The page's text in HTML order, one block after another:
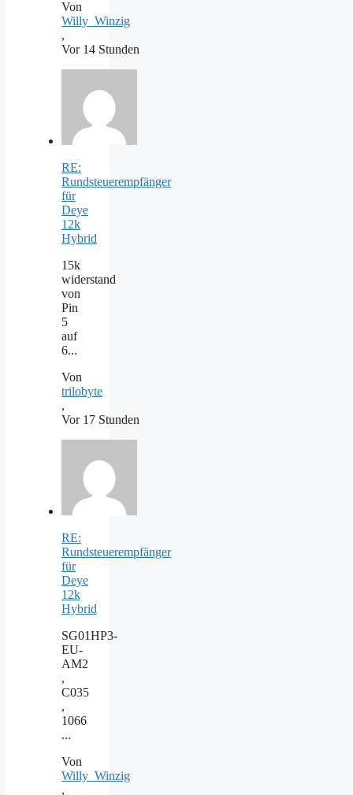
Von
Willy_Winzig
,
Vor 14 Stunden
RE:
Rundsteuerempfänger
für
Deye
12k
Hybrid
15k
widerstand
von
Pin
5
auf
6...
Von
trilobyte
,
Vor 17 Stunden
RE:
Rundsteuerempfänger
für
Deye
12k
Hybrid
SG01HP3-
EU-
AM2
,
C035
,
1066
...
Von
Willy_Winzig
,